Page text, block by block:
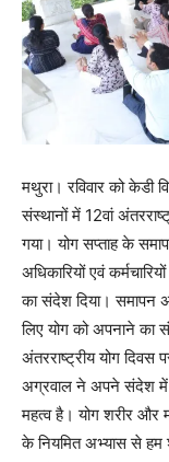
मथुरा। रविवार को केडी
संस्थानों में 12वां
गया। योग सप्ताह के
अधिकारियों एवं
का संदेश दिया। समापन
लिए योग को अपनाने का
अंतरराष्ट्रीय योग दिवस
अग्रवाल ने अपने संदेश में
महत्व है। योग शरीर और
के नियमित अभ्यास से हम